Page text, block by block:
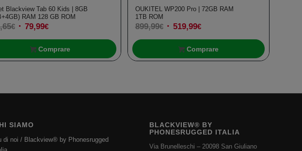
Blackview Tab 60 Kids | 8GB
RAM 128 GB ROM
€ Il
prezzo
originale
era:
79,99€Il
prezzo
attuale
è:
Comprare
OUKITEL WP200 Pro | 72GB RAM
1TB ROM
899,99€ Il
prezzo
originale
era:
519,99€Il
prezzo
attuale
è:
Comprare
SIAMO
di noi / Blackview® by Phonesrugged
BLACKVIEW® BY
PHONESRUGGED ITALIA
Via Brunelleschi – 20098 San Giuliano